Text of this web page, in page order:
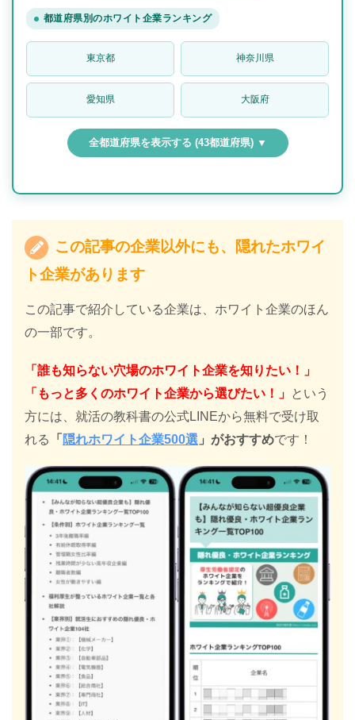
都道府県別のホワイト企業ランキング
東京都 神奈川県
愛知県 大阪府
全都道府県を表示する (43都道府県) ▼
この記事の企業以外にも、隠れたホワイ
ト企業があります
この記事で紹介している企業は、ホワイト企業のほん
の一部です。
「誰も知らない穴場のホワイト企業を知りたい！」
「もっと多くのホワイト企業から選びたい！」 という
方には、就活の教科書の公式LINEから無料で受け取
れる
「 隠れホワイト企業500選 」がおすすめです！